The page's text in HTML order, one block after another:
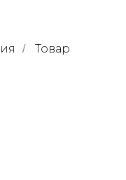
/ Товар